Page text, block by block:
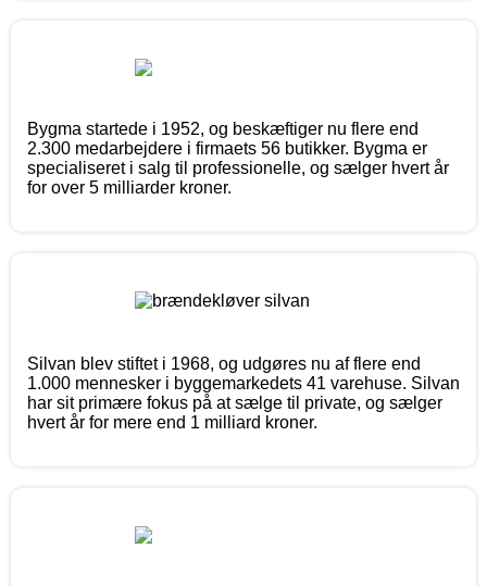
Bygma startede i 1952, og beskæftiger nu flere end
2.300 medarbejdere i firmaets 56 butikker. Bygma er
specialiseret i salg til professionelle, og sælger hvert år
for over 5 milliarder kroner.
Silvan blev stiftet i 1968, og udgøres nu af flere end
1.000 mennesker i byggemarkedets 41 varehuse. Silvan
har sit primære fokus på at sælge til private, og sælger
hvert år for mere end 1 milliard kroner.